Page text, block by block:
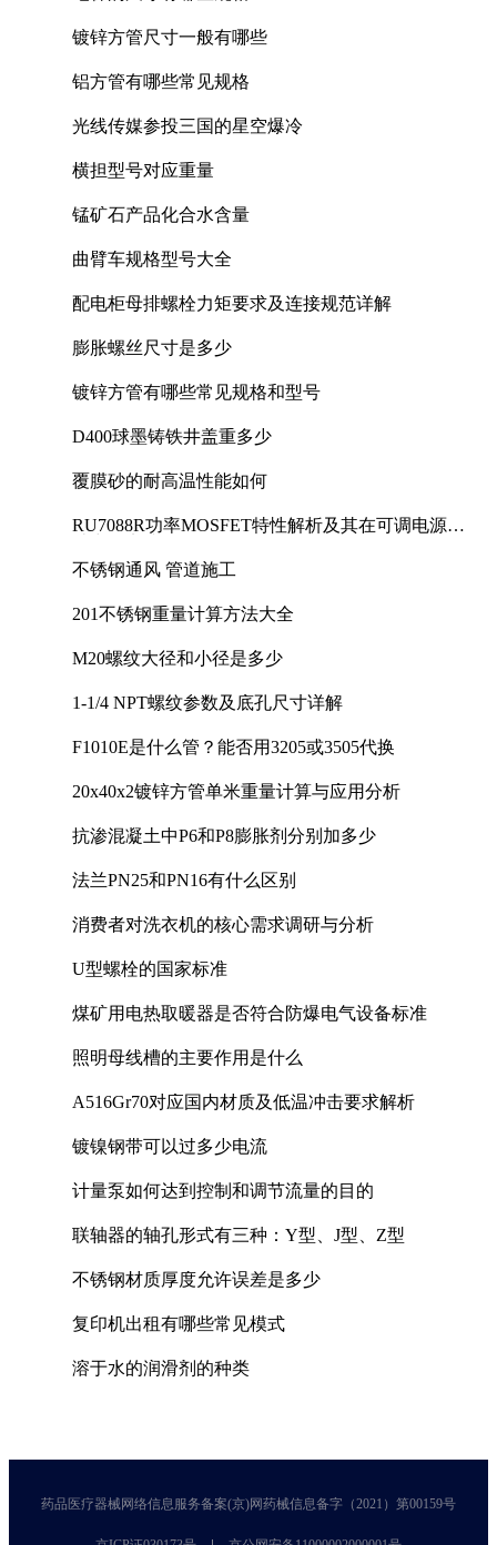
镀锌方管尺寸一般有哪些
铝方管有哪些常见规格
光线传媒参投三国的星空爆冷
横担型号对应重量
锰矿石产品化合水含量
曲臂车规格型号大全
配电柜母排螺栓力矩要求及连接规范详解
膨胀螺丝尺寸是多少
镀锌方管有哪些常见规格和型号
D400球墨铸铁井盖重多少
覆膜砂的耐高温性能如何
RU7088R功率MOSFET特性解析及其在可调电源设
不锈钢通风 管道施工
201不锈钢重量计算方法大全
M20螺纹大径和小径是多少
1-1/4 NPT螺纹参数及底孔尺寸详解
F1010E是什么管？能否用3205或3505代换
20x40x2镀锌方管单米重量计算与应用分析
抗渗混凝土中P6和P8膨胀剂分别加多少
法兰PN25和PN16有什么区别
消费者对洗衣机的核心需求调研与分析
U型螺栓的国家标准
煤矿用电热取暖器是否符合防爆电气设备标准
照明母线槽的主要作用是什么
A516Gr70对应国内材质及低温冲击要求解析
镀镍钢带可以过多少电流
计量泵如何达到控制和调节流量的目的
联轴器的轴孔形式有三种：Y型、J型、Z型
不锈钢材质厚度允许误差是多少
复印机出租有哪些常见模式
溶于水的润滑剂的种类
药品医疗器械网络信息服务备案(京)网药械信息备字（2021）第00159号